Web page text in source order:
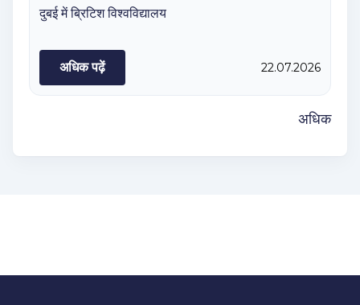
दुबई में ब्रिटिश विश्वविद्यालय
अधिक पढ़ें 22.07.2026
अधिक